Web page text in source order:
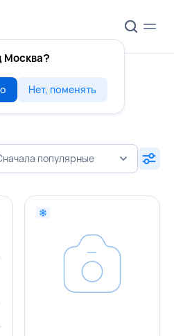
Москва?
Нет, поменять
для
популярные